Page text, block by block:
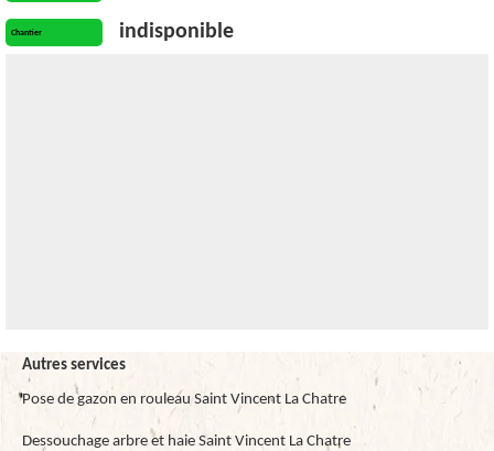
Chantier indisponible
Autres services
Pose de gazon en rouleau Saint Vincent La Chatre
Dessouchage arbre et haie Saint Vincent La Chatre